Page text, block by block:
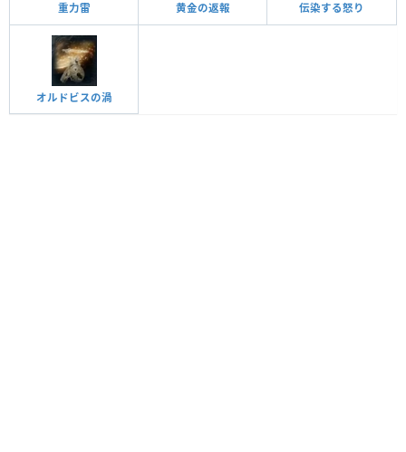
重力雷 黄金の返報 伝染する怒り
オルドビスの渦